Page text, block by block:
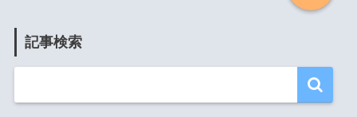
記事検索